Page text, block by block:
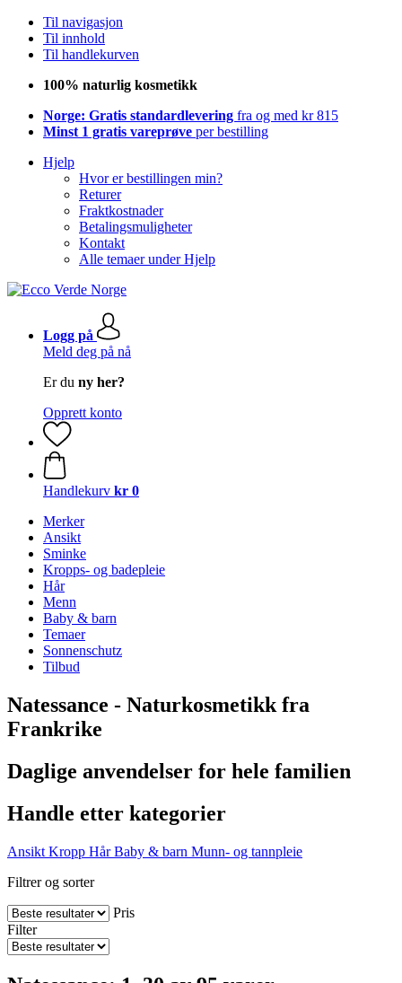
Til navigasjon
Til innhold
Til handlekurven
100% naturlig kosmetikk
Norge: Gratis standardlevering fra og med kr 815
Minst 1 gratis vareprøve per bestilling
Hjelp
Hvor er bestillingen min?
Returer
Fraktkostnader
Betalingsmuligheter
Kontakt
Alle temaer under Hjelp
Logg på
Meld deg på nå
Er du ny her?
Opprett konto
Handlekurv kr 0
Merker
Ansikt
Sminke
Kropps- og badepleie
Hår
Menn
Baby & barn
Temaer
Sonnenschutz
Tilbud
Natessance - Naturkosmetikk fra
Frankrike
Daglige anvendelser for hele familien
Handle etter kategorier
Ansikt Kropp Hår Baby & barn Munn- og tannpleie
Filtrer og sorter
Pris
Filter